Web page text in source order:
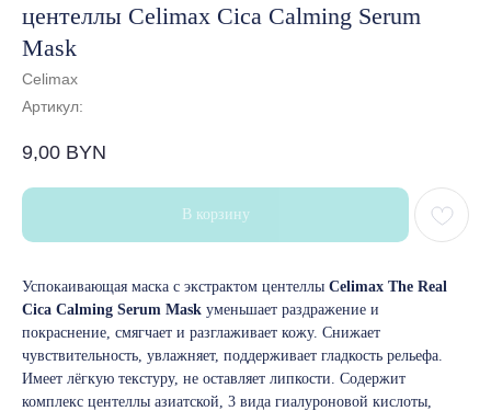
центеллы Celimax Cica Calming Serum
Mask
Celimax
Артикул:
9,00 BYN
В корзину
Успокаивающая маска с экстрактом центеллы Celimax The Real
Cica Calming Serum Mask уменьшает раздражение и
покраснение, смягчает и разглаживает кожу. Снижает
чувствительность, увлажняет, поддерживает гладкость рельефа.
Имеет лёгкую текстуру, не оставляет липкости. Содержит
комплекс центеллы азиатской, 3 вида гиалуроновой кислоты,